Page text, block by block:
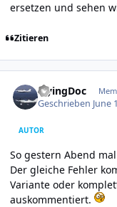
ersetzen und sehen
Zitieren
FlyingDoc
Geschrieben June
AUTOR
So gestern Abend
Der gleiche Fehler
Variante oder
auskommentiert.